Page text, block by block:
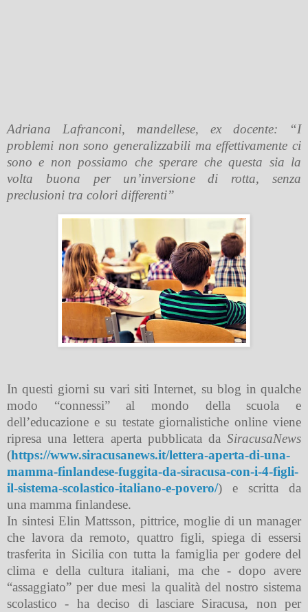
Adriana Lafranconi, mandellese, ex docente: “I
problemi non sono generalizzabili ma effettivamente ci
sono e non possiamo che sperare che questa sia la
volta buona per un’inversione di rotta, senza
preclusioni tra colori differenti”
In questi giorni su vari siti Internet, su blog in qualche
modo “connessi” al mondo della scuola e
dell’educazione e su testate giornalistiche online viene
ripresa una lettera aperta pubblicata da SiracusaNews
(https://www.siracusanews.it/lettera-aperta-di-una-
mamma-finlandese-fuggita-da-siracusa-con-i-4-figli-
il-sistema-scolastico-italiano-e-povero/) e scritta da
una mamma finlandese.
In sintesi Elin Mattsson, pittrice, moglie di un manager
che lavora da remoto, quattro figli, spiega di essersi
trasferita in Sicilia con tutta la famiglia per godere del
clima e della cultura italiani, ma che - dopo avere
“assaggiato” per due mesi la qualità del nostro sistema
scolastico - ha deciso di lasciare Siracusa, non per